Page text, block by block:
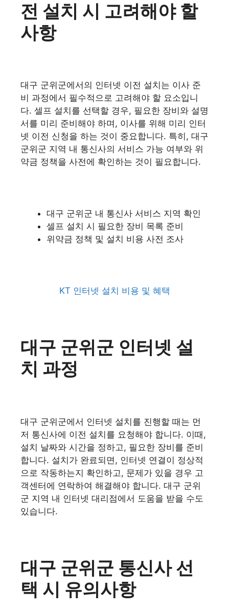
전 설치 시 고려해야 할
사항
대구 군위군에서의 인터넷 이전 설치는 이사 준
비 과정에서 필수적으로 고려해야 할 요소입니
다. 셀프 설치를 선택할 경우, 필요한 장비와 설명
서를 미리 준비해야 하며, 이사를 위해 미리 인터
넷 이전 신청을 하는 것이 중요합니다. 특히, 대구
군위군 지역 내 통신사의 서비스 가능 여부와 위
약금 정책을 사전에 확인하는 것이 필요합니다.
대구 군위군 내 통신사 서비스 지역 확인
셀프 설치 시 필요한 장비 목록 준비
위약금 정책 및 설치 비용 사전 조사
KT 인터넷 설치 비용 및 혜택
대구 군위군 인터넷 설
치 과정
대구 군위군에서 인터넷 설치를 진행할 때는 먼
저 통신사에 이전 설치를 요청해야 합니다. 이때,
설치 날짜와 시간을 정하고, 필요한 장비를 준비
합니다. 설치가 완료되면, 인터넷 연결이 정상적
으로 작동하는지 확인하고, 문제가 있을 경우 고
객센터에 연락하여 해결해야 합니다. 대구 군위
군 지역 내 인터넷 대리점에서 도움을 받을 수도
있습니다.
대구 군위군 통신사 선
택 시 유의사항